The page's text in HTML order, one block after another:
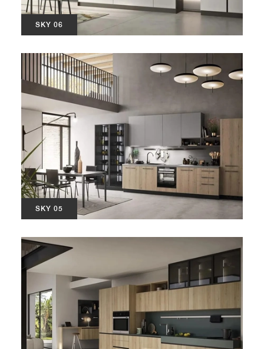
SKY 06
SKY 05